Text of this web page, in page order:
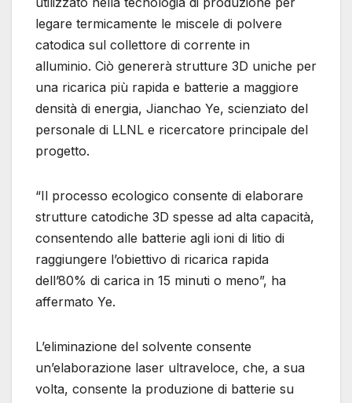
legare termicamente le miscele di polvere
catodica sul collettore di corrente in
alluminio. Ciò genererà strutture 3D uniche per
una ricarica più rapida e batterie a maggiore
densità di energia, Jianchao Ye, scienziato del
personale di LLNL e ricercatore principale del
progetto.
“Il processo ecologico consente di elaborare
strutture catodiche 3D spesse ad alta capacità,
consentendo alle batterie agli ioni di litio di
raggiungere l’obiettivo di ricarica rapida
dell’80% di carica in 15 minuti o meno”, ha
affermato Ye.
L’eliminazione del solvente consente
un’elaborazione laser ultraveloce, che, a sua
volta, consente la produzione di batterie su